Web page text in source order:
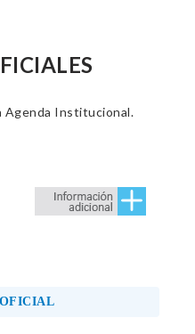
Agenda Institucional.